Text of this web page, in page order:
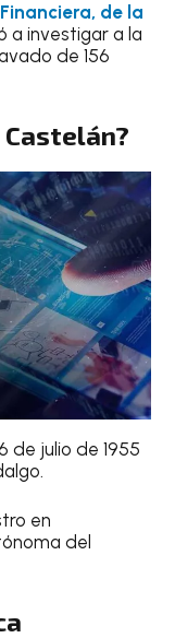
de la
a investigar a la
de 156
Castelán?
de julio de 1955
en
del